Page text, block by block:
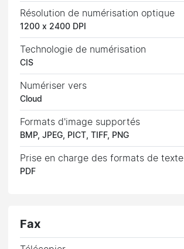
Résolution de numérisation optique
1200 x 2400 DPI
Technologie de numérisation
CIS
Numériser vers
Cloud
Formats d'image supportés
BMP, JPEG, PICT, TIFF, PNG
Prise en charge des formats de texte
PDF
Fax